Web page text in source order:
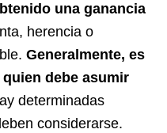
una ganancia
herencia o
Generalmente, es
debe asumir
determinadas
considerarse.